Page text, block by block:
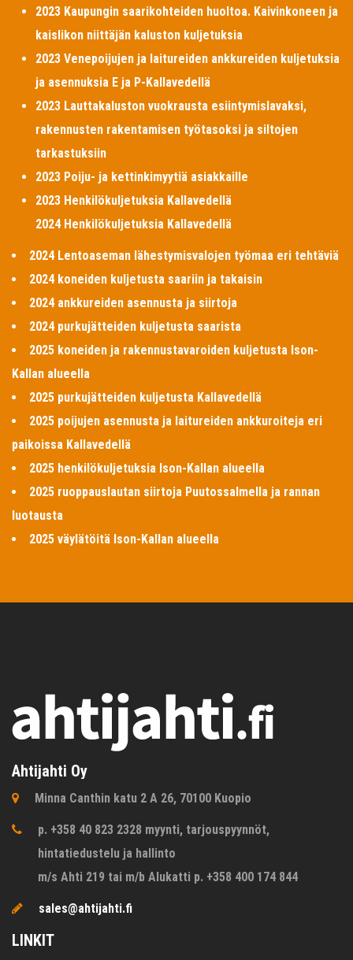
2023 Kaupungin saarikohteiden huoltoa. Kaivinkoneen ja
kaislikon niittäjän kaluston kuljetuksia
2023 Venepoijujen ja laitureiden ankkureiden kuljetuksia
ja asennuksia E ja P-Kallavedellä
2023 Lauttakaluston vuokrausta esiintymislavaksi,
rakennusten rakentamisen työtasoksi ja siltojen
tarkastuksiin
2023 Poiju- ja kettinkimyytiä asiakkaille
2023 Henkilökuljetuksia Kallavedellä
2024 Henkilökuljetuksia Kallavedellä
2024 Lentoaseman lähestymisvalojen työmaa eri tehtäviä
2024 koneiden kuljetusta saariin ja takaisin
2024 ankkureiden asennusta ja siirtoja
2024 purkujätteiden kuljetusta saarista
2025 koneiden ja rakennustavaroiden kuljetusta Ison-
Kallan alueella
2025 purkujätteiden kuljetusta Kallavedellä
2025 poijujen asennusta ja laitureiden ankkuroiteja eri
paikoissa Kallavedellä
2025 henkilökuljetuksia Ison-Kallan alueella
2025 ruoppauslautan siirtoja Puutossalmella ja rannan
luotausta
2025 väylätöitä Ison-Kallan alueella
Ahtijahti Oy
Minna Canthin katu 2 A 26, 70100 Kuopio
p. +358 40 823 2328 myynti, tarjouspyynnöt,
hintatiedustelu ja hallinto
m/s Ahti 219 tai m/b Alukatti p. +358 400 174 844
sales@ahtijahti.fi
LINKIT